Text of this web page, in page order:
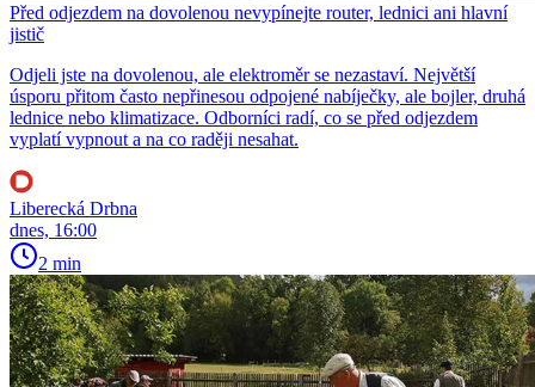
Před odjezdem na dovolenou nevypínejte router, lednici ani hlavní
jistič
Odjeli jste na dovolenou, ale elektroměr se nezastaví. Největší
úsporu přitom často nepřinesou odpojené nabíječky, ale bojler, druhá
lednice nebo klimatizace. Odborníci radí, co se před odjezdem
vyplatí vypnout a na co raději nesahat.
Liberecká Drbna
dnes, 16:00
2 min